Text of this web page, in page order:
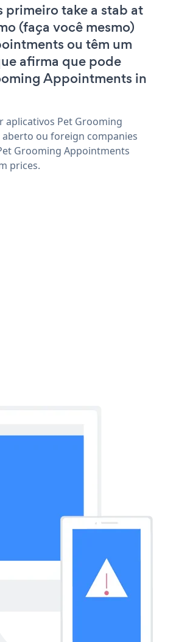
primeiro take a stab at
(faça você mesmo)
ou têm um
afirma que pode
Appointments in
Pet Grooming
ou foreign companies
Grooming Appointments
prices.